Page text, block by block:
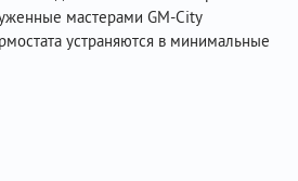
мастерами GM-City
устраняются в минимальные